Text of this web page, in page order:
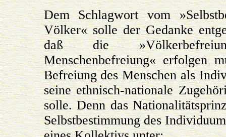
Dem Schlagwort vom
Völker« solle der Gedanke
daß die
Menschenbefreiung« erfolgen
Befreiung des Menschen als
seine ethnisch-nationale
solle. Denn das
Selbstbestimmung des